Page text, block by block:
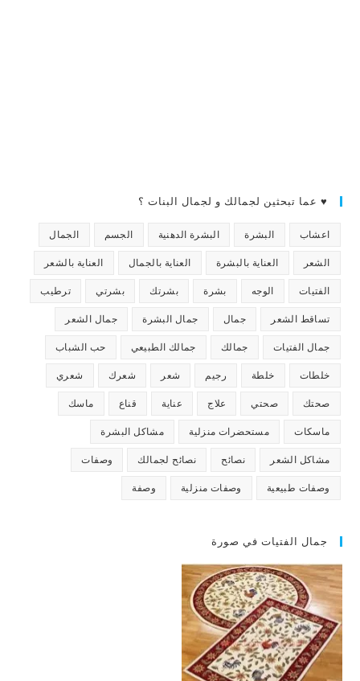
♥ عما تبحثين لجمالك و لجمال البنات ؟
اعشاب البشرة البشرة الدهنية الجسم الجمال
الشعر العناية بالبشرة العناية بالجمال العناية بالشعر
الفتيات الوجه بشرة بشرتك بشرتي ترطيب
تساقط الشعر جمال جمال البشرة جمال الشعر
جمال الفتيات جمالك جمالك الطبيعي حب الشباب
خلطات خلطة رجيم شعر شعرك شعري
صحتك صحتي علاج عناية قناع ماسك
ماسكات مستحضرات منزلية مشاكل البشرة
مشاكل الشعر نصائح نصائح لجمالك وصفات
وصفات طبيعية وصفات منزلية وصفة
جمال الفتيات في صورة